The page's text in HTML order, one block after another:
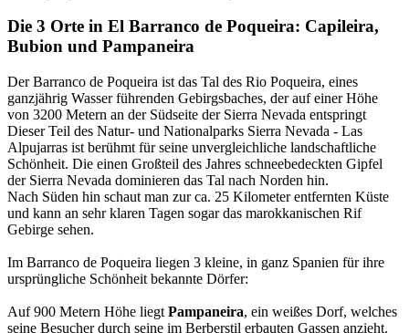
Die 3 Orte in El Barranco de Poqueira: Capileira,
Bubion und Pampaneira
Der Barranco de Poqueira ist das Tal des Rio Poqueira, eines
ganzjährig Wasser führenden Gebirgsbaches, der auf einer Höhe
von 3200 Metern an der Südseite der Sierra Nevada entspringt
Dieser Teil des Natur- und Nationalparks Sierra Nevada - Las
Alpujarras ist berühmt für seine unvergleichliche landschaftliche
Schönheit. Die einen Großteil des Jahres schneebedeckten Gipfel
der Sierra Nevada dominieren das Tal nach Norden hin.
Nach Süden hin schaut man zur ca. 25 Kilometer entfernten Küste
und kann an sehr klaren Tagen sogar das marokkanischen Rif
Gebirge sehen.
Im Barranco de Poqueira liegen 3 kleine, in ganz Spanien für ihre
ursprüngliche Schönheit bekannte Dörfer:
Auf 900 Metern Höhe liegt Pampaneira, ein weißes Dorf, welches
seine Besucher durch seine im Berberstil erbauten Gassen anzieht.